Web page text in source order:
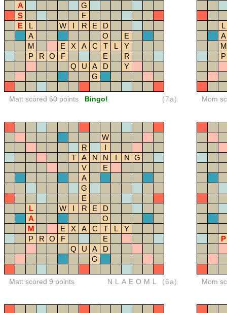
A
G
S
E
E
L W I R E
D
A
O
E
M
E X A C T L
Y
P
R O F E
R
Q
U A D
Y
G
Matt scored 60 points Bingo! (7a)
L
A
M
P
Mom
W
R
I
T
A N N I N G
V
E
A
G
E
L
W I R E
D
A
O
M
E X A C T L
Y
P
R O F
E
Q
U A
D
G
Matt scored 9 points NLAEOML (6a)
P
Mom